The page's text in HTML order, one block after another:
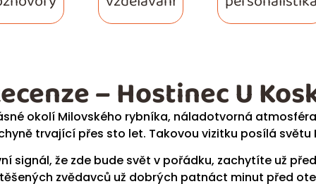
okolí Milovského rybníka, náladotvorná
trvající přes sto let. Takovou vizitku posílá světu
signál, že zde bude svět v pořádku, zachytíte už
zvědavců už dobrých patnáct minut před
– Hostinec U